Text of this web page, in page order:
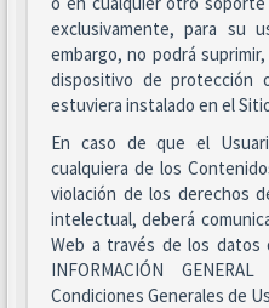
exclusivamente, para su
embargo, no podrá
dispositivo de protección
estuviera instalado en el
En caso de que el
cualquiera de los
violación de los derechos
intelectual, deberá
Web a través de los
INFORMACIÓN
Condiciones Generales de